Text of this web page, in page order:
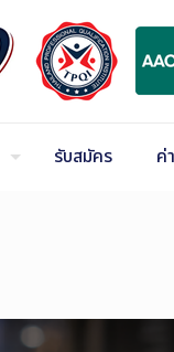
รับสมัคร ค่